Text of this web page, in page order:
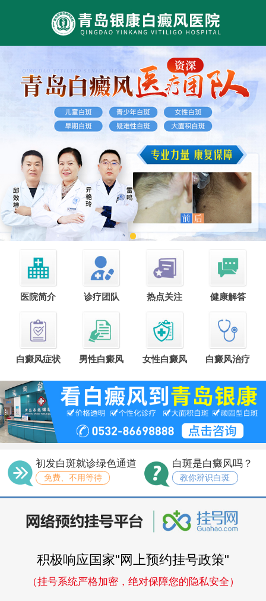
医院简介 诊疗团队 热点关注 健康解答
白癜风症状 男性白癜风 女性白癜风 白癜风治疗
初发白斑就诊绿色通道
免费、不用等待
白斑是白癜风吗？
教你辨识白斑
积极响应国家"网上预约挂号政策"
（挂号系统严格加密，绝对保障您的隐私安全）